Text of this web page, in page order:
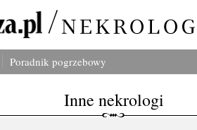
Poradnik pogrzebowy
Inne nekrologi